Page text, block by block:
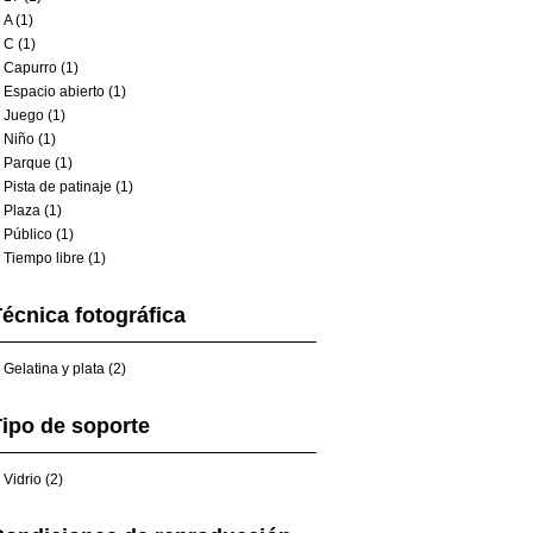
A (1)
C (1)
Capurro (1)
Espacio abierto (1)
Juego (1)
Niño (1)
Parque (1)
Pista de patinaje (1)
Plaza (1)
Público (1)
Tiempo libre (1)
fotográfica
Gelatina y plata (2)
de soporte
Vidrio (2)